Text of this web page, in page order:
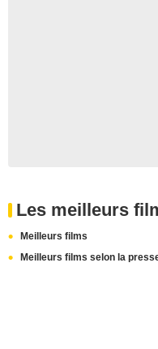
Les meilleurs
Meilleurs films
Meilleurs films selon la